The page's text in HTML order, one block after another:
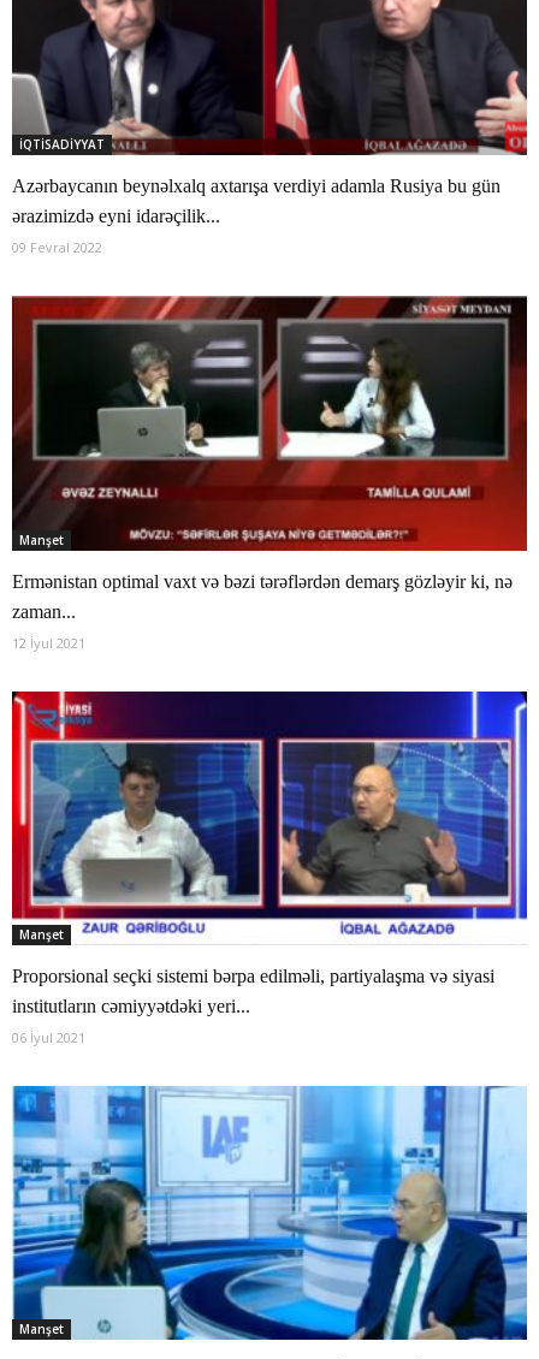
İQTİSADİYYAT
Azərbaycanın beynəlxalq axtarışa verdiyi adamla Rusiya bu gün
ərazimizdə eyni idarəçilik...
09 Fevral 2022
Manşet
Ermənistan optimal vaxt və bəzi tərəflərdən demarş gözləyir ki, nə
zaman...
12 İyul 2021
Manşet
Proporsional seçki sistemi bərpa edilməli, partiyalaşma və siyasi
institutların cəmiyyətdəki yeri...
06 İyul 2021
Manşet